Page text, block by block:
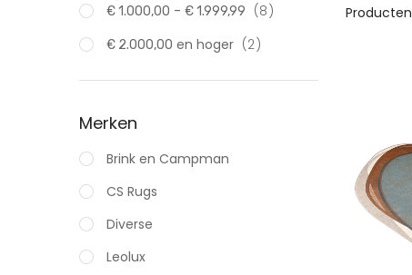
Producten
€ 1.000,00 - € 1.999,99 8product
€ 2.000,00 en hoger 2product
Merken
Brink en Campman
CS Rugs
Diverse
Leolux